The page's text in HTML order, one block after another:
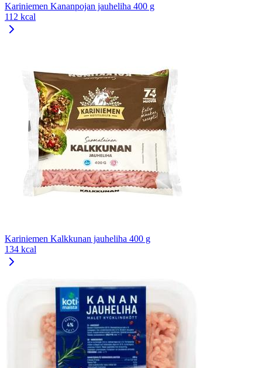
Kariniemen Kananpojan jauheliha 400 g
112 kcal
Kariniemen Kalkkunan jauheliha 400 g
134 kcal